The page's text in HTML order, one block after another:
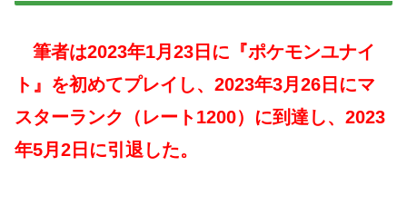
筆者は2023年1月23日に『ポケモンユナイ
ト』を初めてプレイし、2023年3月26日にマ
スターランク（レート1200）に到達し、2023
年5月2日に引退した。